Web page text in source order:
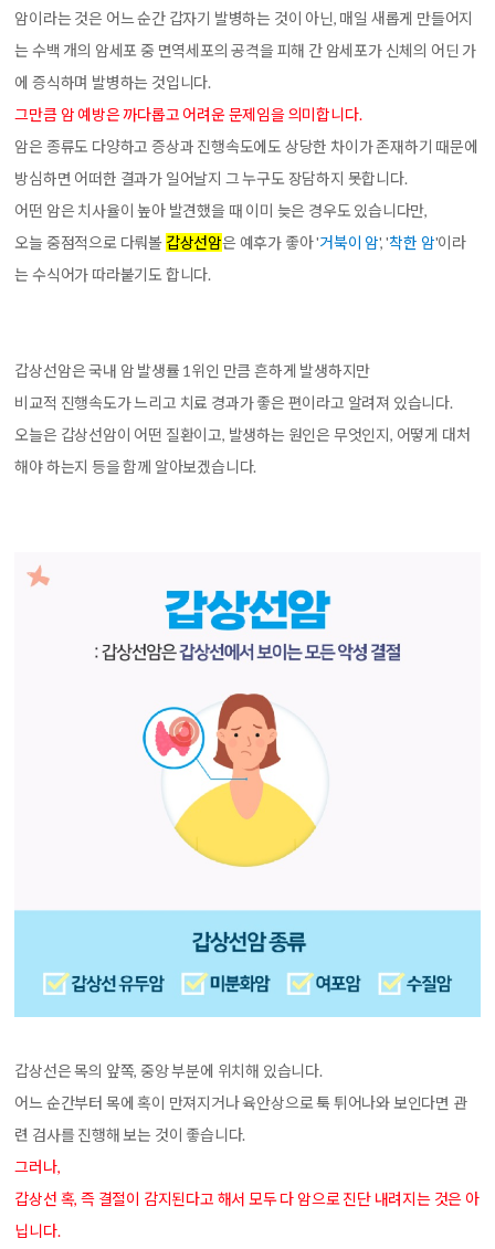
암이라는 것은 어느 순간 갑자기 발병하는 것이 아닌, 매일 새롭게 만들어지
는 수백 개의 암세포 중 면역세포의 공격을 피해 간 암세포가 신체의 어딘 가
에 증식하며 발병하는 것입니다.
그만큼 암 예방은 까다롭고 어려운 문제임을 의미합니다.
암은 종류도 다양하고 증상과 진행속도에도 상당한 차이가 존재하기 때문에
방심하면 어떠한 결과가 일어날지 그 누구도 장담하지 못합니다.
어떤 암은 치사율이 높아 발견했을 때 이미 늦은 경우도 있습니다만,
오늘 중점적으로 다뤄볼 갑상선암은 예후가 좋아'거북이 암,'착한 암'이라
는 수식어가 따라붙기도 합니다.
갑상선암은 국내 암 발생률 1위인 만큼 흔하게 발생하지만
비교적 진행속도가 느리고 치료 경과가 좋은 편이라고 알려져 있습니다.
오늘은 갑상선암이 어떤 질환이고, 발생하는 원인은 무엇인지, 어떻게 대처
해야 하는지 등을 함께 알아보겠습니다.
갑상선은 목의 앞쪽, 중앙 부분에 위치해 있습니다.
어느 순간부터 목에 혹이 만져지거나 육안상으로 툭 튀어나와 보인다면 관
련 검사를 진행해 보는 것이 좋습니다.
그러나,
갑상선 혹, 즉 결절이 감지된다고 해서 모두 다 암으로 진단 내려지는 것은 아
닙니다.